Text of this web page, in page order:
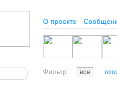
О проекте
Фильтр: все